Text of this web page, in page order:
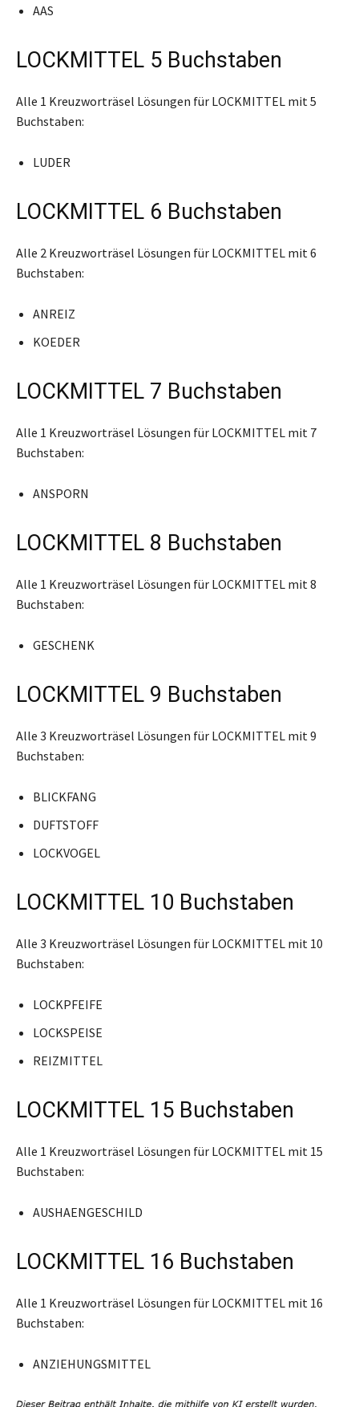
AAS
LOCKMITTEL 5 Buchstaben
Alle 1 Kreuzworträsel Lösungen für LOCKMITTEL mit 5
Buchstaben:
LUDER
LOCKMITTEL 6 Buchstaben
Alle 2 Kreuzworträsel Lösungen für LOCKMITTEL mit 6
Buchstaben:
ANREIZ
KOEDER
LOCKMITTEL 7 Buchstaben
Alle 1 Kreuzworträsel Lösungen für LOCKMITTEL mit 7
Buchstaben:
ANSPORN
LOCKMITTEL 8 Buchstaben
Alle 1 Kreuzworträsel Lösungen für LOCKMITTEL mit 8
Buchstaben:
GESCHENK
LOCKMITTEL 9 Buchstaben
Alle 3 Kreuzworträsel Lösungen für LOCKMITTEL mit 9
Buchstaben:
BLICKFANG
DUFTSTOFF
LOCKVOGEL
LOCKMITTEL 10 Buchstaben
Alle 3 Kreuzworträsel Lösungen für LOCKMITTEL mit 10
Buchstaben:
LOCKPFEIFE
LOCKSPEISE
REIZMITTEL
LOCKMITTEL 15 Buchstaben
Alle 1 Kreuzworträsel Lösungen für LOCKMITTEL mit 15
Buchstaben:
AUSHAENGESCHILD
LOCKMITTEL 16 Buchstaben
Alle 1 Kreuzworträsel Lösungen für LOCKMITTEL mit 16
Buchstaben:
ANZIEHUNGSMITTEL